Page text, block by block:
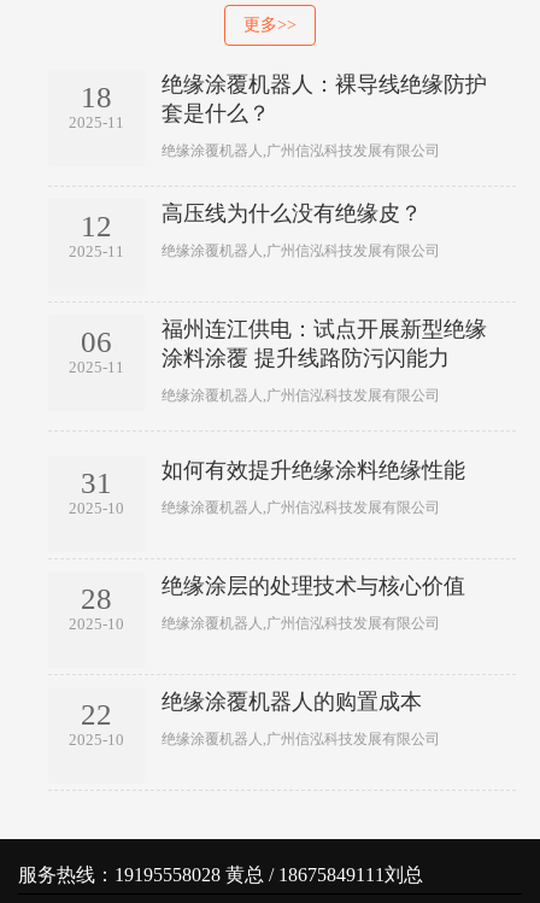
更多>>
18
2025-11
绝缘涂覆机器人：裸导线绝缘防护
套是什么？
绝缘涂覆机器人,广州信泓科技发展有限公司
12
2025-11
高压线为什么没有绝缘皮？
绝缘涂覆机器人,广州信泓科技发展有限公司
06
2025-11
福州连江供电：试点开展新型绝缘
涂料涂覆 提升线路防污闪能力
绝缘涂覆机器人,广州信泓科技发展有限公司
31
2025-10
如何有效提升绝缘涂料绝缘性能
绝缘涂覆机器人,广州信泓科技发展有限公司
28
2025-10
绝缘涂层的处理技术与核心价值
绝缘涂覆机器人,广州信泓科技发展有限公司
22
2025-10
绝缘涂覆机器人的购置成本
绝缘涂覆机器人,广州信泓科技发展有限公司
服务热线：19195558028 黄总 / 18675849111刘总